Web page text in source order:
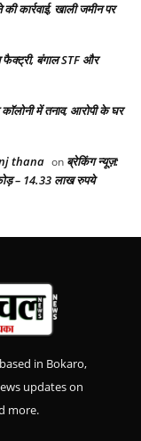
कार्रवाई, खाली जमीन पर
फैक्ट्री, बंगाल STF और
कॉलोनी में तनाव, आरोपी के घर
thana on ब्रेकिंग न्यूज़:
– 14.33 लाख रुपये
in Bokaro,
updates on
more.